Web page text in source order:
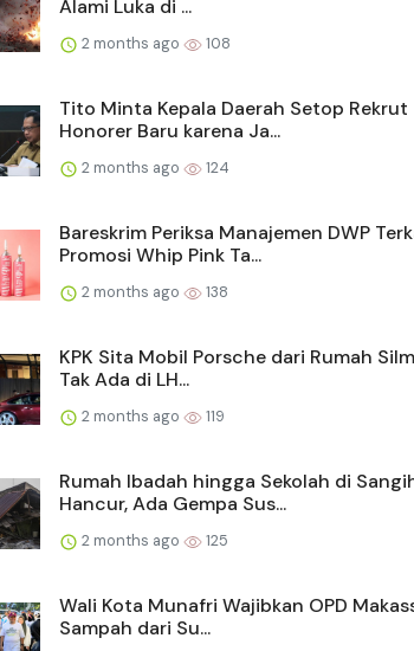
Alami Luka di ...
2 months ago 108
Tito Minta Kepala Daerah Setop Rekrut
Honorer Baru karena Ja...
2 months ago 124
Bareskrim Periksa Manajemen DWP
Promosi Whip Pink Ta...
2 months ago 138
KPK Sita Mobil Porsche dari Rumah
Tak Ada di LH...
2 months ago 119
Rumah Ibadah hingga Sekolah di
Hancur, Ada Gempa Sus...
2 months ago 125
Wali Kota Munafri Wajibkan OPD
Sampah dari Su...